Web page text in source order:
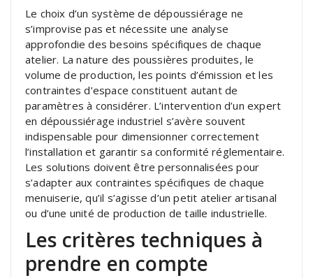
Le choix d’un système de dépoussiérage ne
s’improvise pas et nécessite une analyse
approfondie des besoins spécifiques de chaque
atelier. La nature des poussières produites, le
volume de production, les points d’émission et les
contraintes d’espace constituent autant de
paramètres à considérer. L’intervention d’un expert
en dépoussiérage industriel s’avère souvent
indispensable pour dimensionner correctement
l’installation et garantir sa conformité réglementaire.
Les solutions doivent être personnalisées pour
s’adapter aux contraintes spécifiques de chaque
menuiserie, qu’il s’agisse d’un petit atelier artisanal
ou d’une unité de production de taille industrielle.
Les critères techniques à
prendre en compte